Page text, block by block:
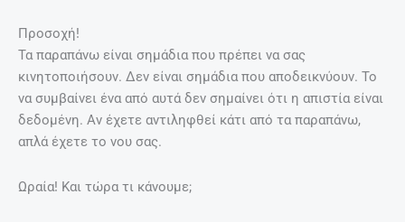
Προσοχή!
Τα παραπάνω είναι σημάδια που πρέπει να σας
κινητοποιήσουν. Δεν είναι σημάδια που αποδεικνύουν. Το
να συμβαίνει ένα από αυτά δεν σημαίνει ότι η απιστία είναι
δεδομένη. Αν έχετε αντιληφθεί κάτι από τα παραπάνω,
απλά έχετε το νου σας.
Ωραία! Και τώρα τι κάνουμε;